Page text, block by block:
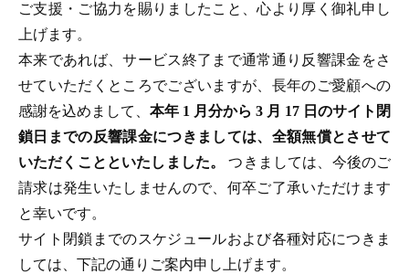
ご支援・ご協力を賜りましたこと、心より厚く御礼申し
上げます。
本来であれば、サービス終了まで通常通り反響課金をさ
せていただくところでございますが、長年のご愛顧への
感謝を込めまして、 本年 1 月分から 3 月 17 日のサイト閉
鎖日までの反響課金につきましては、全額無償とさせて
いただくことといたしました。つきましては、今後のご
請求は発生いたしませんので、何卒ご了承いただけます
と幸いです。
サイト閉鎖までのスケジュールおよび各種対応につきま
しては、下記の通りご案内申し上げます。